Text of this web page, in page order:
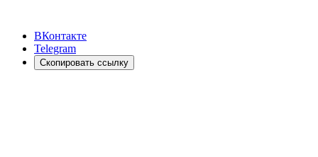
ВКонтакте
Telegram
Скопировать ссылку